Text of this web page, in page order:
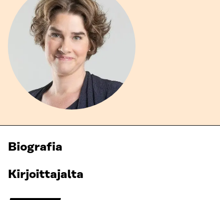
Biografia
Kirjoittajalta